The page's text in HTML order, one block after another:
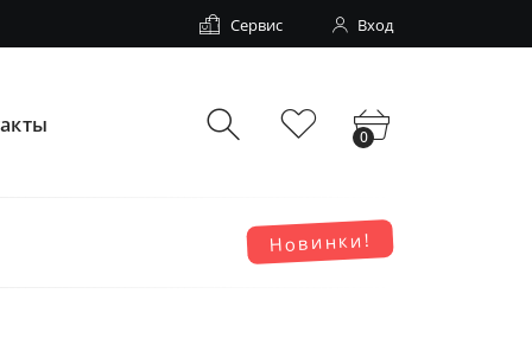
Сервис Вход
0
Новинки!